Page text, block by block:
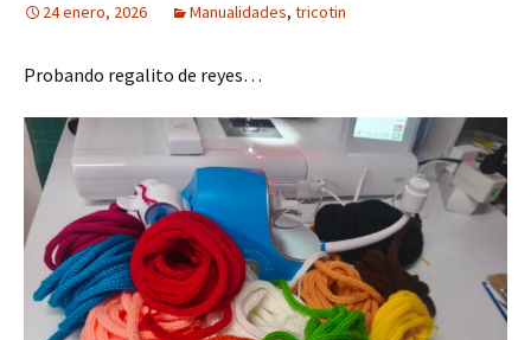
24 enero, 2026 Manualidades, tricotin
Probando regalito de reyes…